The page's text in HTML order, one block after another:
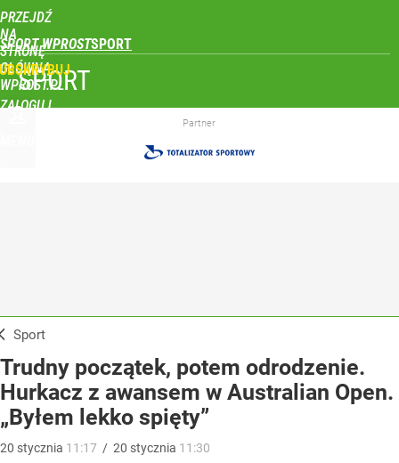
PRZEJDŹ
NA
STRONĘ
GŁÓWNĄ
WPROST.PL
SPORT WPROST
ZALOGUJ
SPORT
Partner
Sport
Trudny początek, potem odrodzenie.
Hurkacz z awansem w Australian Open.
„Byłem lekko spięty”
20 stycznia 11:17 / 20 stycznia 11:30